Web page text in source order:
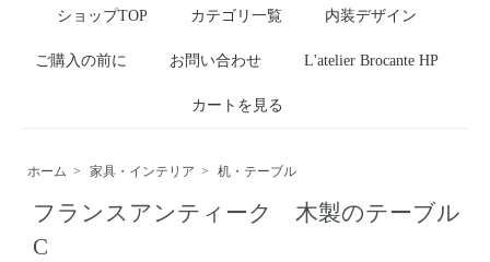
ショップTOP カテゴリ一覧 内装デザイン
ご購入の前に お問い合わせ L'atelier Brocante HP
カートを見る
ホーム > 家具・インテリア > 机・テーブル
フランスアンティーク 木製のテーブル
C